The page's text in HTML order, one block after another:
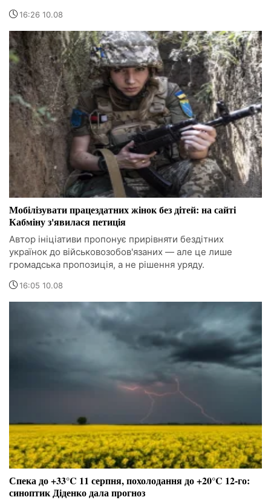
16:26 10.08
Мобілізувати працездатних жінок без дітей: на сайті
Кабміну з'явилася петиція
Автор ініціативи пропонує прирівняти бездітних
українок до військовозобов'язаних — але це лише
громадська пропозиція, а не рішення уряду.
16:05 10.08
Спека до +33°C 11 серпня, похолодання до +20°C 12-го:
синоптик Діденко дала прогноз